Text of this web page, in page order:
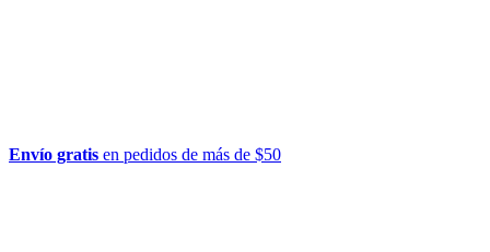
Envío gratis en pedidos de más de $50